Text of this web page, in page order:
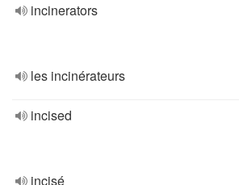
incinerators
les incinérateurs
incised
incisé